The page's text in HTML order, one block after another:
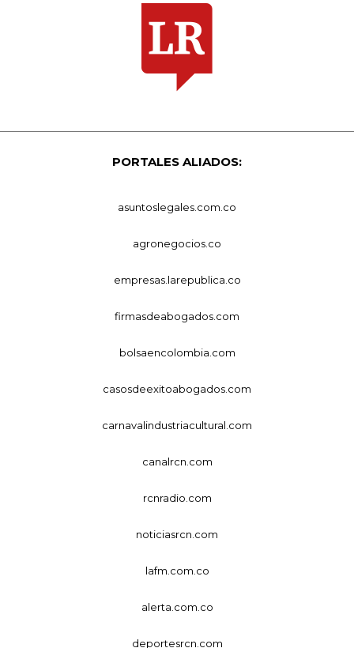
PORTALES ALIADOS:
asuntoslegales.com.co
agronegocios.co
empresas.larepublica.co
firmasdeabogados.com
bolsaencolombia.com
casosdeexitoabogados.com
carnavalindustriacultural.com
canalrcn.com
rcnradio.com
noticiasrcn.com
lafm.com.co
alerta.com.co
deportesrcn.com